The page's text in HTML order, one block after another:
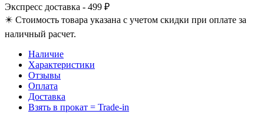
Экспресс доставка - 499 ₽
✴️ Стоимость товара указана с учетом скидки при оплате за
наличный расчет.
Наличие
Характеристики
Отзывы
Оплата
Доставка
Взять в прокат = Trade-in